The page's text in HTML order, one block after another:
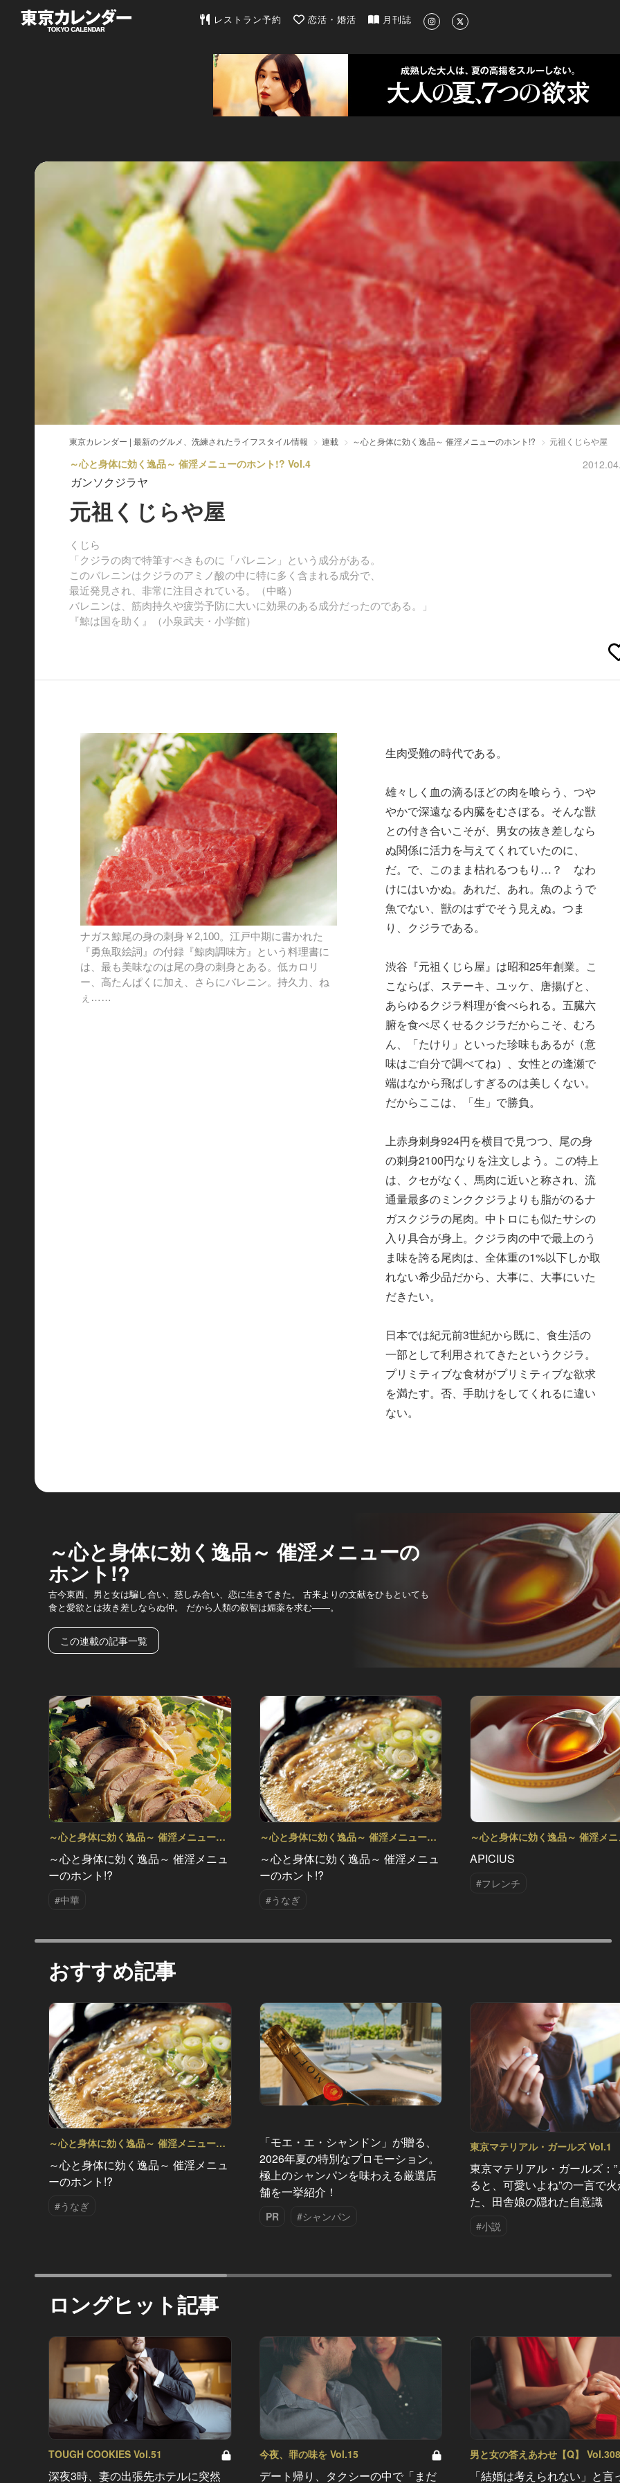
東京カレンダー | 最新のグルメ、洗練されたライフスタイル情報
レストラン予約 恋活・婚活 月刊誌
東京カレンダー | 最新のグルメ、洗練されたライフスタイル情報 連載 ～心と身体に効く逸品～ 催淫メニューのホント!? 元祖くじらや屋
～心と身体に効く逸品～ 催淫メニューのホント!? Vol.4
ガンソクジラヤ
元祖くじらや屋
くじら
「クジラの肉で特筆すべきものに「バレニン」という成分がある。
このバレニンはクジラのアミノ酸の中に特に多く含まれる成分で、
最近発見され、非常に注目されている。（中略）
バレニンは、筋肉持久や疲労予防に大いに効果のある成分だったのである。」
『鯨は国を助く』（小泉武夫・小学館）
ナガス鯨尾の身の刺身￥2,100。江戸中期に書かれた
『勇魚取絵詞』の付録『鯨肉調味方』という料理書に
は、最も美味なのは尾の身の刺身とある。低カロリ
ー、高たんぱくに加え、さらにバレニン。持久力、ね
ぇ……
生肉受難の時代である。
雄々しく血の滴るほどの肉を喰らう、つや
やかで深遠なる内臓をむさぼる。そんな獣
との付き合いこそが、男女の抜き差しなら
ぬ関係に活力を与えてくれていたのに、
だ。で、このまま枯れるつもり…？ なわ
けにはいかぬ。あれだ、あれ。魚のようで
魚でない、獣のはずでそう見えぬ。つま
り、クジラである。
渋谷『元祖くじら屋』は昭和25年創業。こ
こならば、ステーキ、ユッケ、唐揚げと、
あらゆるクジラ料理が食べられる。五臓六
腑を食べ尽くせるクジラだからこそ、むろ
ん、「たけり」といった珍味もあるが（意
味はご自分で調べてね）、女性との逢瀬で
端はなから飛ばしすぎるのは美しくない。
だからここは、「生」で勝負。
上赤身刺身924円を横目で見つつ、尾の身
の刺身2100円なりを注文しよう。この特上
は、クセがなく、馬肉に近いと称され、流
通量最多のミンククジラよりも脂がのるナ
ガスクジラの尾肉。中トロにも似たサシの
入り具合が身上。クジラ肉の中で最上のう
ま味を誇る尾肉は、全体重の1%以下しか取
れない希少品だから、大事に、大事にいた
だきたい。
日本では紀元前3世紀から既に、食生活の
一部として利用されてきたというクジラ。
プリミティブな食材がプリミティブな欲求
を満たす。否、手助けをしてくれるに違い
ない。
～心と身体に効く逸品～ 催淫メニューの
ホント!?
古今東西、男と女は騙し合い、慈しみ合い、恋に生きてきた。 古来よりの文献をひもといても
食と愛欲とは抜き差しならぬ仲。 だから人類の叡智は媚薬を求む――。
この連載の記事一覧
～心と身体に効く逸品～ 催淫メニューの
ホント!? Vol.5
～心と身体に効く逸品～ 催淫メニュ
ーのホント!?
#中華
～心と身体に効く逸品～ 催淫メニューの
ホント!? Vol.3
～心と身体に効く逸品～ 催淫メニュ
ーのホント!?
#うなぎ
～心と身体に効く逸品～ 催淫メ
APICIUS
#フレンチ
おすすめ記事
～心と身体に効く逸品～ 催淫メニューの
ホント!? Vol.3
～心と身体に効く逸品～ 催淫メニュ
ーのホント!?
#うなぎ
「モエ・エ・シャンドン」が贈る、
2026年夏の特別なプロモーション。
極上のシャンパンを味わえる厳選店
舗を一挙紹介！
PR #シャンパン
東京マテリアル・ガールズ Vol.1
東京マテリアル・ガールズ：
ると、可愛いよね”の一言で
た、田舎娘の隠れた自意識
#小説
ロングヒット記事
TOUGH COOKIES Vol.51
深夜3時、妻の出張先ホテルに突然
今夜、罪の味を Vol.15
デート帰り、タクシーの中で「まだ
男と女の答えあわせ【Q】
「結婚は考えられない」と言